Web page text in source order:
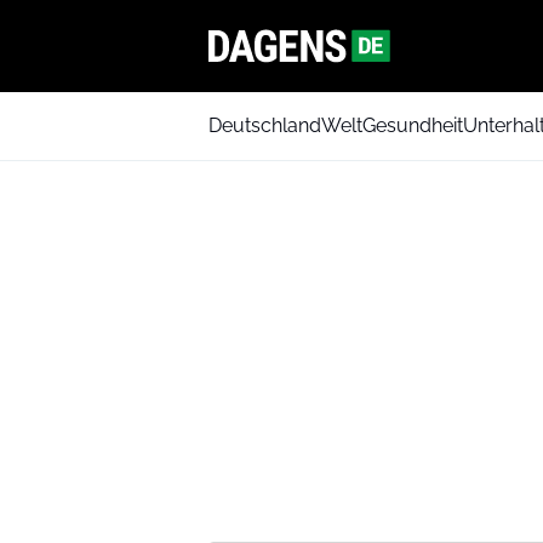
DeutschlandWeltGesundheit